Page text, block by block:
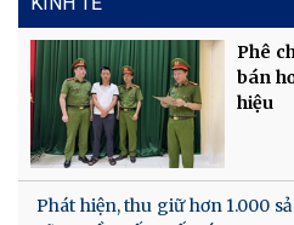
Phê
bán
hiệu
Phát hiện, thu giữ hơn 1.000